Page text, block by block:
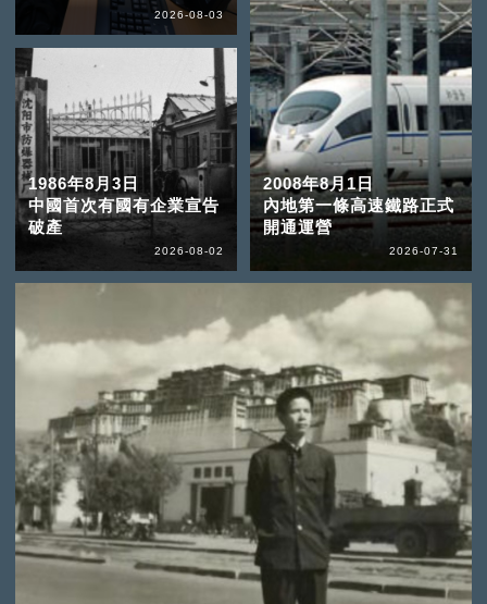
2026-08-03
1986年8月3日
中國首次有國有企業宣告
破產
2026-08-02
2008年8月1日
內地第一條高速鐵路正式
開通運營
2026-07-31